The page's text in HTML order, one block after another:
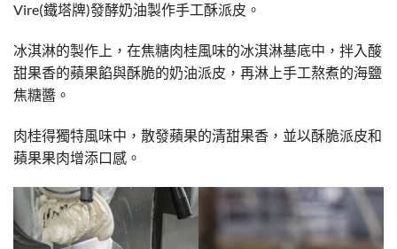
Vire(鐵塔牌)發酵奶油製作手工酥派皮。
冰淇淋的製作上，在焦糖肉桂風味的冰淇淋基底中，拌入酸
甜果香的蘋果餡與酥脆的奶油派皮，再淋上手工熬煮的海鹽
焦糖醬。
肉桂得獨特風味中，散發蘋果的清甜果香，並以酥脆派皮和
蘋果果肉增添口感。